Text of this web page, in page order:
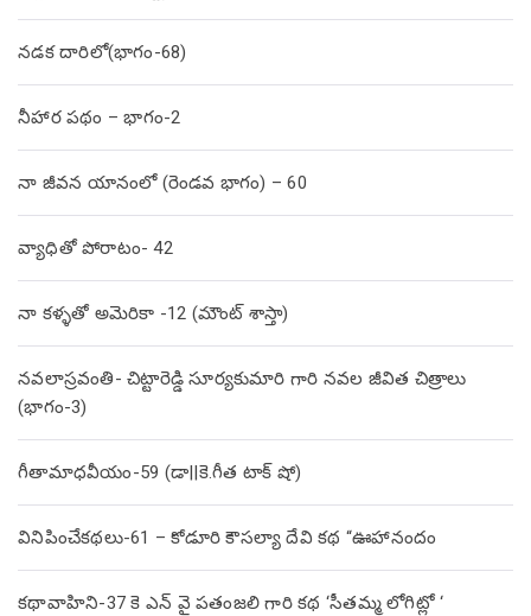
నడక దారిలో(భాగం-68)
నీహార పథం – భాగం-2
నా జీవన యానంలో (రెండవ భాగం) – 60
వ్యాధితో పోరాటం- 42
నా కళ్ళతో అమెరికా -12 (మౌంట్ శాస్తా)
నవలాస్రవంతి- చిట్టారెడ్డి సూర్యకుమారి గారి నవల జీవిత చిత్రాలు
(భాగం-3)
గీతామాధవీయం-59 (డా||కె.గీత టాక్ షో)
వినిపించేకథలు-61 – కోడూరి కౌసల్యా దేవి కథ “ఊహానందం
కథావాహిని-37 కె ఎన్ వై పతంజలి గారి కథ ‘సీతమ్మ లోగిట్లో ‘